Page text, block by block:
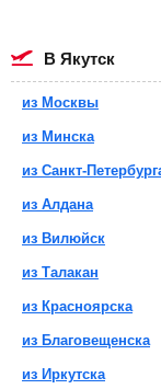
в Якутск
из Москвы
из Минска
из Санкт-
из Алдана
из Вилюйск
из Талакан
из Красноярска
из Благовещенска
из Иркутска